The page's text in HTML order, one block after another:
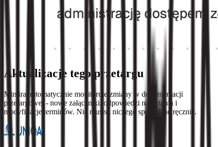
Aktualizacje tego przetargu
Mimira automatycznie monitoruje zmiany w dokumentacji
przetargowej - nowe załączniki, odpowiedzi na pytania i
modyfikacje terminów. Nie musisz niczego sprawdzać ręcznie.